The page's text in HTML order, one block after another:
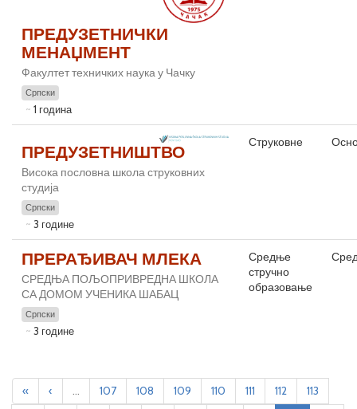
ПРЕДУЗЕТНИЧКИ
МЕНАЏМЕНТ
Факултет техничких наука у Чачку
Српски
1 година
ПРЕДУЗЕТНИШТВО
Висока пословна школа струковних
студија
Српски
3 године
Струковне
ПРЕРАЂИВАЧ МЛЕКА
СРЕДЊА ПОЉОПРИВРЕДНА ШКОЛА
СА ДОМОМ УЧЕНИКА ШАБАЦ
Српски
3 године
Средње
стручно
образовање
« ‹ ... 107 108 109 110 111 112
113